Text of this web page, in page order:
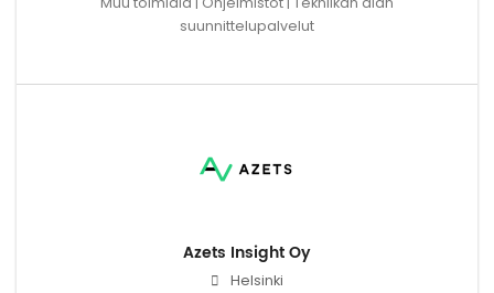
suunnittelupalvelut
Azets Insight Oy
Helsinki